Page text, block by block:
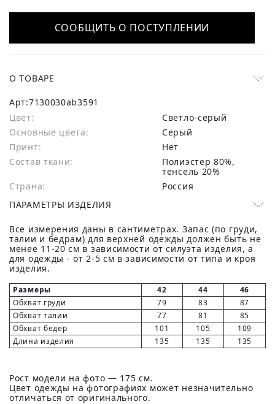
СООБЩИТЬ О ПОСТУПЛЕНИИ
О ТОВАРЕ
Арт:7130030ab3591
Цвет:
Светло-серый
Основные цвета:
серый
Принт:
Нет
Состав ткани:
полиэстер 80%,
тенсель 20%
Страна:
Россия
ПАРАМЕТРЫ ИЗДЕЛИЯ
Все измерения даны в сантиметрах. Запас (по груди,
талии и бедрам) для верхней одежды должен быть не
менее 11-20 см в зависимости от силуэта изделия, а
для одежды - от 2-5 см в зависимости от типа и кроя
изделия.
Размеры 42 44
46
Обхват груди
79 83
87
Обхват талии
77 81
85
Обхват бедер
101 105
109
Длина изделия
135 135 135
Рост модели на фото — 175 см.
Цвет одежды на фотографиях может незначительно
отличаться от оригинального.